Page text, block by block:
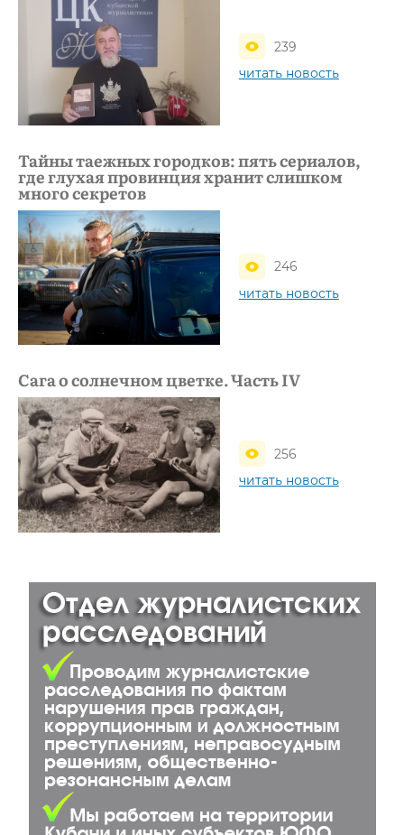
239
читать новость
Тайны таежных городков: пять сериалов,
где глухая провинция хранит слишком
много секретов
246
читать новость
Сага о солнечном цветке. Часть IV
256
читать новость